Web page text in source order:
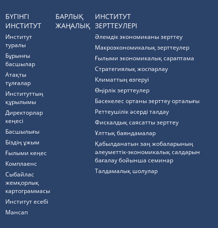
БҮГІНГІ
ИНСТИТУТ
Институт
туралы
Бұрынғы
басшылар
Атақты
тұлғалар
Институттың
құрылымы
Директорлар
кеңесі
Басшылығы
Біздің ұжым
Ғылыми кеңес
Комплаенс
Cыбайлас
жемқорлық
картограммасы
Институт есебі
Мансап
БАРЛЫҚ
ЖАҢАЛЫҚ
ИНСТИТУТ
ЗЕРТТЕУЛЕРІ
Әлемдік экономиканы зерттеу
Макроэкономикалық зерттеулер
Ғылыми экономикалық сараптама
Стратегиялық жоспарлау
Климаттың өзгеруі
Өңірлік зерттеулер
Бәсекелес ортаны зерттеу орталығы
Реттеушілік әсерді талдау
Фискалдық саясатты зерттеу
Ұлттық баяндамалар
Қабылданатын заң жобаларының
әлеуметтік-экономикалық салдарын
бағалау бойынша семинар
Талдамалық шолулар